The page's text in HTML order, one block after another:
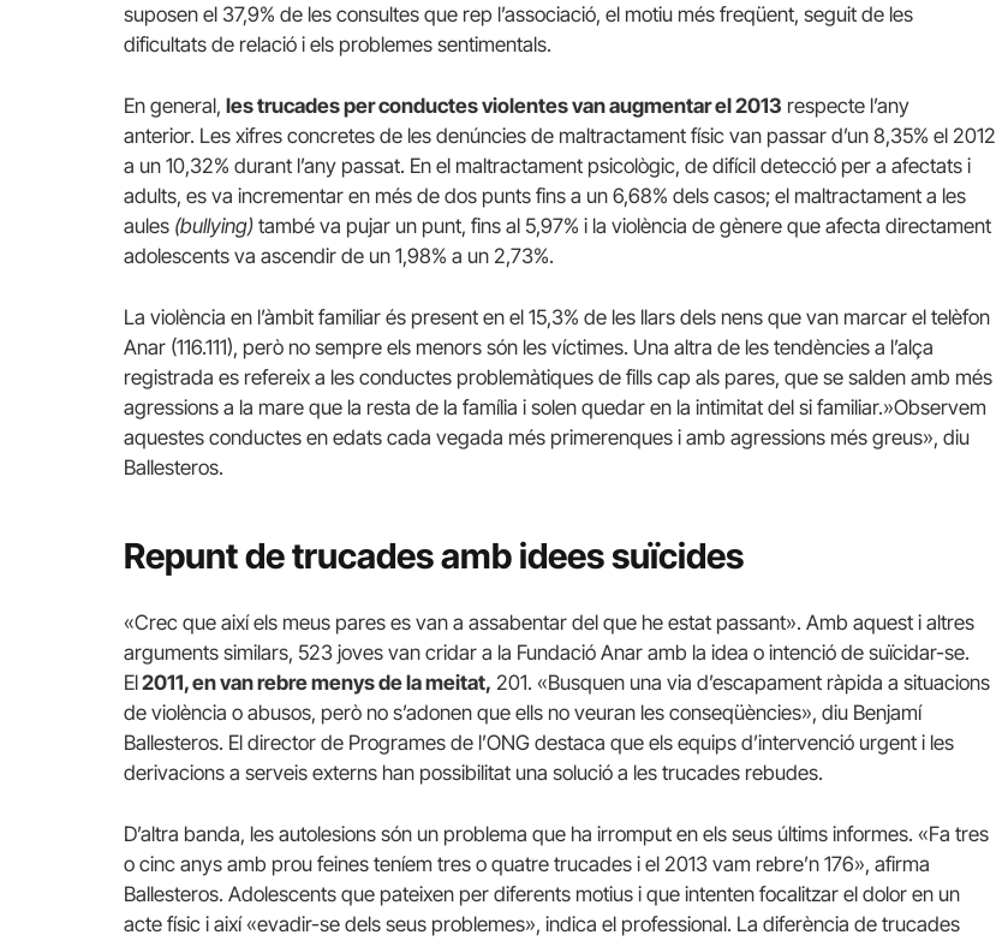
suposen el 37,9% de les consultes que rep l’associació, el motiu més freqüent, seguit de les
dificultats de relació i els problemes sentimentals.
En general, les trucades per conductes violentes van augmentar el 2013 respecte l’any
anterior. Les xifres concretes de les denúncies de maltractament físic van passar d’un 8,35% el 2012
a un 10,32% durant l’any passat. En el maltractament psicològic, de difícil detecció per a afectats i
adults, es va incrementar en més de dos punts fins a un 6,68% dels casos; el maltractament a les
aules (bullying) també va pujar un punt, fins al 5,97% i la violència de gènere que afecta directament
adolescents va ascendir de un 1,98% a un 2,73%.
La violència en l’àmbit familiar és present en el 15,3% de les llars dels nens que van marcar el telèfon
Anar (116.111), però no sempre els menors són les víctimes. Una altra de les tendències a l’alça
registrada es refereix a les conductes problemàtiques de fills cap als pares, que se salden amb més
agressions a la mare que la resta de la família i solen quedar en la intimitat del si familiar.»Observem
aquestes conductes en edats cada vegada més primerenques i amb agressions més greus», diu
Ballesteros.
Repunt de trucades amb idees suïcides
«Crec que així els meus pares es van a assabentar del que he estat passant». Amb aquest i altres
arguments similars, 523 joves van cridar a la Fundació Anar amb la idea o intenció de suïcidar-se.
El2011, en van rebre menys de la meitat, 201. «Busquen una via d’escapament ràpida a situacions
de violència o abusos, però no s’adonen que ells no veuran les conseqüències», diu Benjamí
Ballesteros. El director de Programes de l’ONG destaca que els equips d’intervenció urgent i les
derivacions a serveis externs han possibilitat una solució a les trucades rebudes.
D’altra banda, les autolesions són un problema que ha irromput en els seus últims informes. «Fa tres
o cinc anys amb prou feines teníem tres o quatre trucades i el 2013 vam rebre’n 176», afirma
Ballesteros. Adolescents que pateixen per diferents motius i que intenten focalitzar el dolor en un
acte físic i així «evadir-se dels seus problemes», indica el professional. La diferència de trucades